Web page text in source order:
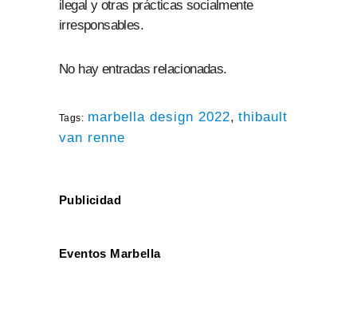
ilegal y otras prácticas socialmente
irresponsables.
No hay entradas relacionadas.
Tags: marbella design 2022, thibault
van renne
Publicidad
Eventos Marbella